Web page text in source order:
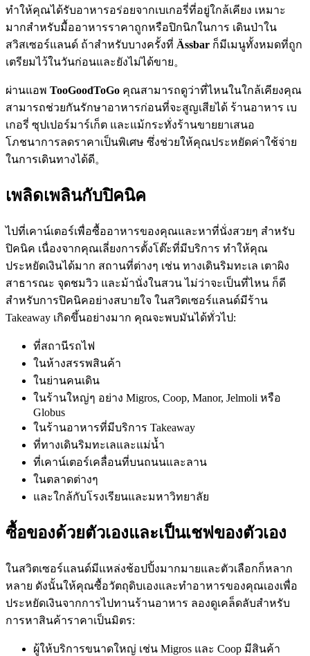
ทำให้คุณได้รับอาหารอร่อยจากเบเกอรี่ที่อยู่ใกล้เคียง เหมาะ
มากสำหรับมื้ออาหารราคาถูกหรือปิกนิกในการ เดินป่าใน
สวิสเซอร์แลนด์ ถ้าสำหรับบางครั้งที่ Ässbar ก็มีเมนูทั้งหมดที่ถูก
เตรียมไว้ในวันก่อนและยังไม่ได้ขาย。
ผ่านแอพ TooGoodToGo คุณสามารถดูว่าที่ไหนในใกล้เคียงคุณ
สามารถช่วยกันรักษาอาหารก่อนที่จะสูญเสียได้ ร้านอาหาร เบ
เกอรี่ ซุปเปอร์มาร์เก็ต และแม้กระทั่งร้านขายยาเสนอ
โภชนาการลดราคาเป็นพิเศษ ซึ่งช่วยให้คุณประหยัดค่าใช้จ่าย
ในการเดินทางได้ดี。
เพลิดเพลินกับปิคนิค
ไปที่เคาน์เตอร์เพื่อซื้ออาหารของคุณและหาที่นั่งสวยๆ สำหรับ
ปิคนิค เนื่องจากคุณเลี่ยงการตั้งโต๊ะที่มีบริการ ทำให้คุณ
ประหยัดเงินได้มาก สถานที่ต่างๆ เช่น ทางเดินริมทะเล เตาผิง
สาธารณะ จุดชมวิว และม้านั่งในสวน ไม่ว่าจะเป็นที่ไหน ก็ดี
สำหรับการปิคนิคอย่างสบายใจ ในสวิตเซอร์แลนด์มีร้าน
Takeaway เกิดขึ้นอย่างมาก คุณจะพบมันได้ทั่วไป:
ที่สถานีรถไฟ
ในห้างสรรพสินค้า
ในย่านคนเดิน
ในร้านใหญ่ๆ อย่าง Migros, Coop, Manor, Jelmoli หรือ
Globus
ในร้านอาหารที่มีบริการ Takeaway
ที่ทางเดินริมทะเลและแม่น้ำ
ที่เคาน์เตอร์เคลื่อนที่บนถนนและลาน
ในตลาดต่างๆ
และใกล้กับโรงเรียนและมหาวิทยาลัย
ซื้อของด้วยตัวเองและเป็นเชฟของตัวเอง
ในสวิตเซอร์แลนด์มีแหล่งช้อปปิ้งมากมายและตัวเลือกก็หลาก
หลาย ดังนั้นให้คุณซื้อวัตถุดิบเองและทำอาหารของคุณเองเพื่อ
ประหยัดเงินจากการไปทานร้านอาหาร ลองดูเคล็ดลับสำหรับ
การหาสินค้าราคาเป็นมิตร:
ผู้ให้บริการขนาดใหญ่ เช่น Migros และ Coop มีสินค้า